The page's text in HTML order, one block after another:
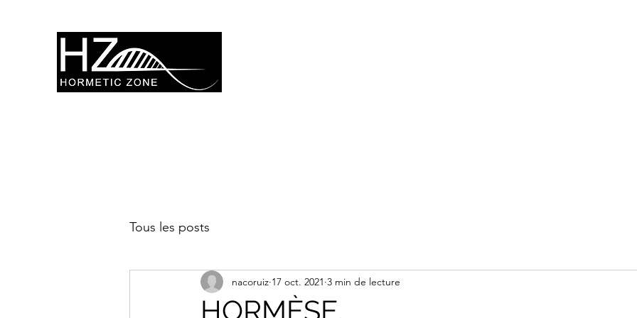
Tous les posts
HORMÈSE.
nacoruiz 17 oct. 2021 3 min de lecture